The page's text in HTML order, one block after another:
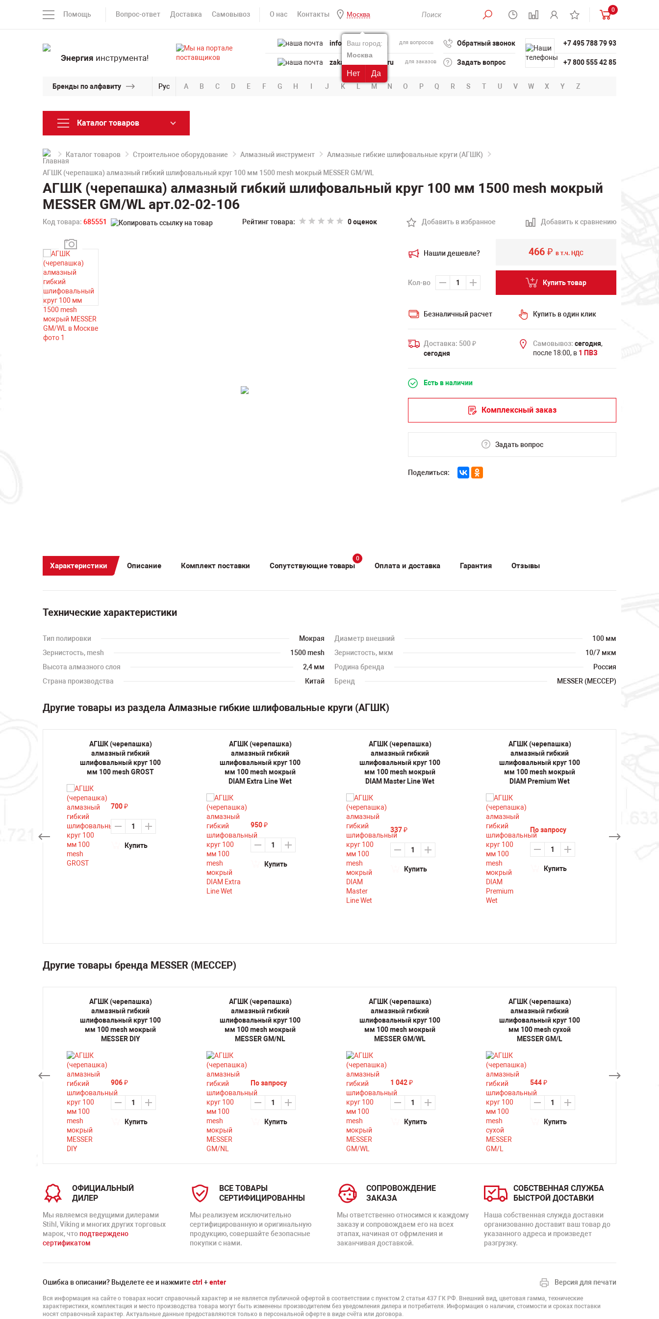
Помощь Вопрос-ответ Доставка Самовывоз О нас Контакты Москва
Ваш город:
Москва
Нет Да
0
Энергия инструмента!
info@powertool.ru для вопросов
zakaz@powertool.ru для заказов
Обратный звонок
Задать вопрос
+7 495 788 79 93
+7 800 555 42 85
Бренды по алфавиту Рус A B C D E F G H I J K L M N O P Q R S T U V W X Y Z
Каталог товаров
Каталог товаров Строительное оборудование Алмазный инструмент Алмазные гибкие шлифовальные круги (АГШК)
АГШК (черепашка) алмазный гибкий шлифовальный круг 100 мм 1500 mesh мокрый MESSER GM/WL
АГШК (черепашка) алмазный гибкий шлифовальный круг 100 мм 1500 mesh мокрый
MESSER GM/WL арт.02-02-106
Код товара: 685551 Рейтинг товара: 0 оценок Добавить в избранное Добавить к сравнению
Нашли дешевле?
Кол-во
466 ₽ в т.ч. НДС
Купить товар
Безналичный расчет Купить в один клик
Доставка: 500 ₽
сегодня
Самовывоз: сегодня,
после 18:00, в 1 ПВЗ
Есть в наличии
Комплексный заказ
Задать вопрос
Поделиться:
Характеристики Описание Комплект поставки Сопутствующие товары
0
Оплата и доставка Гарантия Отзывы
Технические характеристики
Тип полировки Мокрая Диаметр внешний
100 мм
Зернистость, mesh
1500 mesh Зернистость, мкм
10/7 мкм
Высота алмазного слоя
2,4 мм Родина бренда
Россия
Страна производства
Китай Бренд MESSER (МЕССЕР)
Другие товары из раздела Алмазные гибкие шлифовальные круги (АГШК)
АГШК (черепашка)
алмазный гибкий
шлифовальный круг 100
мм 100 mesh GROST
700 ₽
Купить
АГШК (черепашка)
алмазный гибкий
шлифовальный круг 100
мм 100 mesh мокрый
DIAM Extra Line Wet
950 ₽
Купить
АГШК (черепашка)
алмазный гибкий
шлифовальный круг 100
мм 100 mesh мокрый
DIAM Master Line Wet
337 ₽
Купить
АГШК (черепашка)
алмазный гибкий
шлифовальный круг 100
мм 100 mesh мокрый
DIAM Premium Wet
По запросу
Купить
Другие товары бренда MESSER (МЕССЕР)
АГШК (черепашка)
алмазный гибкий
шлифовальный круг 100
мм 100 mesh мокрый
MESSER DIY
906 ₽
Купить
АГШК (черепашка)
алмазный гибкий
шлифовальный круг 100
мм 100 mesh мокрый
MESSER GM/NL
По запросу
Купить
АГШК (черепашка)
алмазный гибкий
шлифовальный круг 100
мм 100 mesh мокрый
MESSER GM/WL
1 042 ₽
Купить
АГШК (черепашка)
алмазный гибкий
шлифовальный круг 100
мм 100 mesh сухой
MESSER GM/L
544 ₽
Купить
ОФИЦИАЛЬНЫЙ
ДИЛЕР
Мы являемся ведущими дилерами
Stihl, Viking и многих других торговых
марок, что подтверждено
сертификатом
ВСЕ ТОВАРЫ
СЕРТИФИЦИРОВАННЫ
Мы реализуем исключительно
сертифицированную и оригинальную
продукцию, совершайте безопасные
покупки с нами.
СОПРОВОЖДЕНИЕ
ЗАКАЗА
Мы ответственно относимся к каждому
заказу и сопровождаем его на всех
этапах, начиная от офрмления и
заканчивая доставкой.
СОБСТВЕННАЯ СЛУЖБА
БЫСТРОЙ ДОСТАВКИ
Наша собственная служда доставки
организованно доставит ваш товар до
указанного адреса и произведет
разгрузку.
Ошибка в описании? Выделете ее и нажмите ctrl +enter Версия для печати
Вся информация на сайте о товарах носит справочный характер и не является публичной офертой в соответствии с пунктом 2 статьи 437 ГК РФ. Внешний вид, цветовая гамма, технические
характеристики, комплектация и место производства товара могут быть изменены производителем без уведомления дилера и потребителя. Информация о наличии, стоимости и сроках поставки
носят справочный характер. Актуальные данные предоставляются только в персональной оферте в виде счёта или договора.